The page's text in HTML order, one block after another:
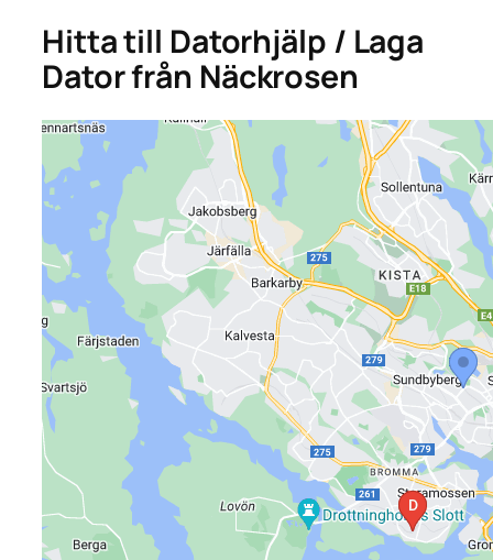
Hitta till Datorhjälp / Laga
Dator från Näckrosen